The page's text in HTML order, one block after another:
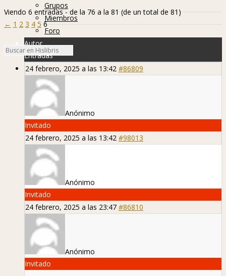
Grupos
Miembros
Foro
Viendo 6 entradas - de la 76 a la 81 (de un total de 81)
← 1 2 3 4 5 6
Autor
Entradas
24 febrero, 2025 a las 13:42 #86809
Anónimo
Invitado
24 febrero, 2025 a las 13:42 #98013
Anónimo
Invitado
24 febrero, 2025 a las 23:47 #86810
Anónimo
Invitado